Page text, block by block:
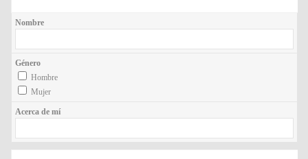
Nombre
Género
Hombre
Mujer
Acerca de mí